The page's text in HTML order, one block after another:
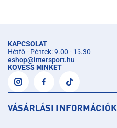
KAPCSOLAT
Hétfő - Péntek: 9.00 - 16.30
eshop@intersport.hu
KÖVESS MINKET
VÁSÁRLÁSI INFORMÁCIÓK